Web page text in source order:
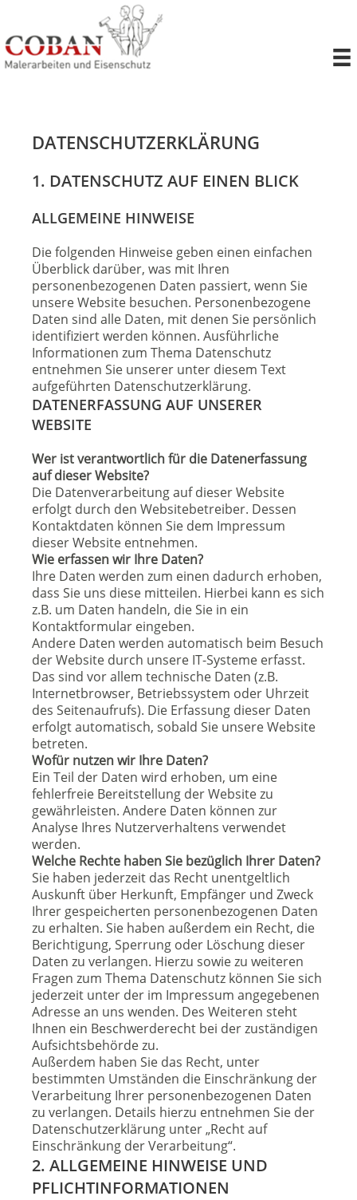
springen
DATENSCHUTZERKLÄRUNG
1. DATENSCHUTZ AUF EINEN BLICK
ALLGEMEINE HINWEISE
Die folgenden Hinweise geben einen einfachen
Überblick darüber, was mit Ihren
personenbezogenen Daten passiert, wenn Sie
unsere Website besuchen. Personenbezogene
Daten sind alle Daten, mit denen Sie persönlich
identifiziert werden können. Ausführliche
Informationen zum Thema Datenschutz
entnehmen Sie unserer unter diesem Text
aufgeführten Datenschutzerklärung.
DATENERFASSUNG AUF UNSERER
WEBSITE
Wer ist verantwortlich für die Datenerfassung
auf dieser Website?
Die Datenverarbeitung auf dieser Website
erfolgt durch den Websitebetreiber. Dessen
Kontaktdaten können Sie dem Impressum
dieser Website entnehmen.
Wie erfassen wir Ihre Daten?
Ihre Daten werden zum einen dadurch erhoben,
dass Sie uns diese mitteilen. Hierbei kann es sich
z.B. um Daten handeln, die Sie in ein
Kontaktformular eingeben.
Andere Daten werden automatisch beim Besuch
der Website durch unsere IT-Systeme erfasst.
Das sind vor allem technische Daten (z.B.
Internetbrowser, Betriebssystem oder Uhrzeit
des Seitenaufrufs). Die Erfassung dieser Daten
erfolgt automatisch, sobald Sie unsere Website
betreten.
Wofür nutzen wir Ihre Daten?
Ein Teil der Daten wird erhoben, um eine
fehlerfreie Bereitstellung der Website zu
gewährleisten. Andere Daten können zur
Analyse Ihres Nutzerverhaltens verwendet
werden.
Welche Rechte haben Sie bezüglich Ihrer Daten?
Sie haben jederzeit das Recht unentgeltlich
Auskunft über Herkunft, Empfänger und Zweck
Ihrer gespeicherten personenbezogenen Daten
zu erhalten. Sie haben außerdem ein Recht, die
Berichtigung, Sperrung oder Löschung dieser
Daten zu verlangen. Hierzu sowie zu weiteren
Fragen zum Thema Datenschutz können Sie sich
jederzeit unter der im Impressum angegebenen
Adresse an uns wenden. Des Weiteren steht
Ihnen ein Beschwerderecht bei der zuständigen
Aufsichtsbehörde zu.
Außerdem haben Sie das Recht, unter
bestimmten Umständen die Einschränkung der
Verarbeitung Ihrer personenbezogenen Daten
zu verlangen. Details hierzu entnehmen Sie der
Datenschutzerklärung unter „Recht auf
Einschränkung der Verarbeitung“.
2. ALLGEMEINE HINWEISE UND
PFLICHTINFORMATIONEN